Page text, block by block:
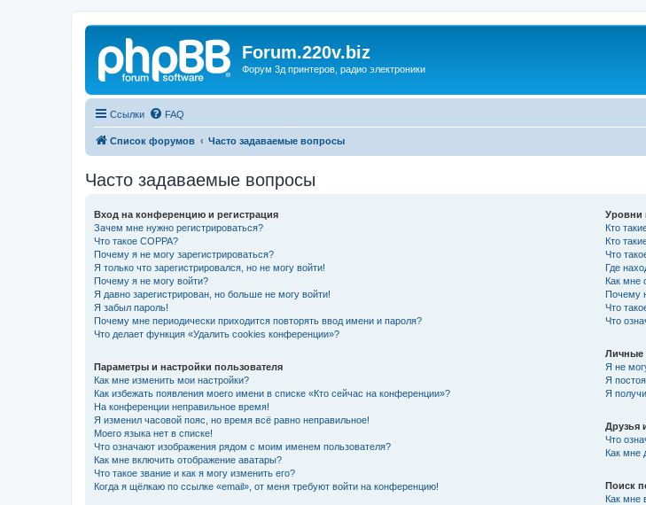
Forum.220v.biz
Форум 3д принтеров, радио электроники
Ссылки FAQ
Список форумов Часто задаваемые вопросы
Часто задаваемые вопросы
Вход на конференцию и регистрация
Зачем мне нужно регистрироваться?
Что такое COPPA?
Почему я не могу зарегистрироваться?
Я только что зарегистрировался, но не могу войти!
Почему я не могу войти?
Я давно зарегистрирован, но больше не могу войти!
Я забыл пароль!
Почему мне периодически приходится повторять ввод имени и пароля?
Что делает функция «Удалить cookies конференции»?
Параметры и настройки пользователя
Как мне изменить мои настройки?
Как избежать появления моего имени в списке «Кто сейчас на конференции»?
На конференции неправильное время!
Я изменил часовой пояс, но время всё равно неправильное!
Моего языка нет в списке!
Что означают изображения рядом с моим именем пользователя?
Как мне включить отображение аватары?
Что такое звание и как я могу изменить его?
Когда я щёлкаю по ссылке «email», от меня требуют войти на конференцию!
Уровни
Кто
Кто
Что
Где
Как мне
Почему
Что
Что
Личные
Я не
Я
Я
Друзья
Что
Как мне
Поиск
Как мне